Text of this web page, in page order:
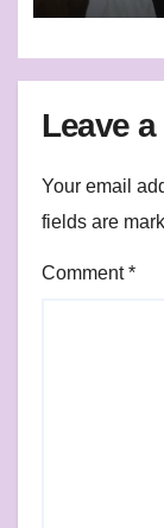
Leave
Your email
fields are
Comment*